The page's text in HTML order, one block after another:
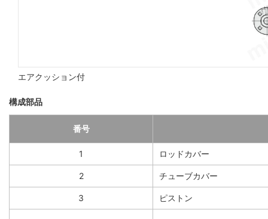
エアクッション付
構成部品
番号
1 ロッドカバー
2 チューブカバー
3 ピストン